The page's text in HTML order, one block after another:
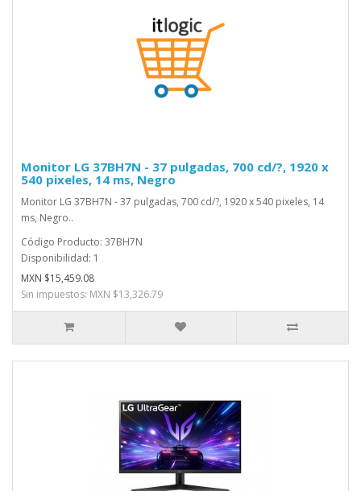
Monitor LG 37BH7N - 37 pulgadas, 700 cd/?, 1920 x
540 pixeles, 14 ms, Negro
Monitor LG 37BH7N - 37 pulgadas, 700 cd/?, 1920 x 540 pixeles, 14
ms, Negro..
Código Producto: 37BH7N
Disponibilidad: 1
MXN $15,459.08
Sin impuestos: MXN $13,326.79